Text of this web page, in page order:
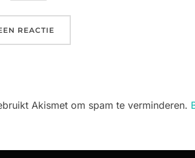
Akismet om spam te verminderen.